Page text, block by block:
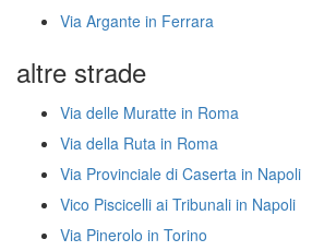
Via Argante in Ferrara
altre strade
Via delle Muratte in Roma
Via della Ruta in Roma
Via Provinciale di Caserta in Napoli
Vico Piscicelli ai Tribunali in Napoli
Via Pinerolo in Torino